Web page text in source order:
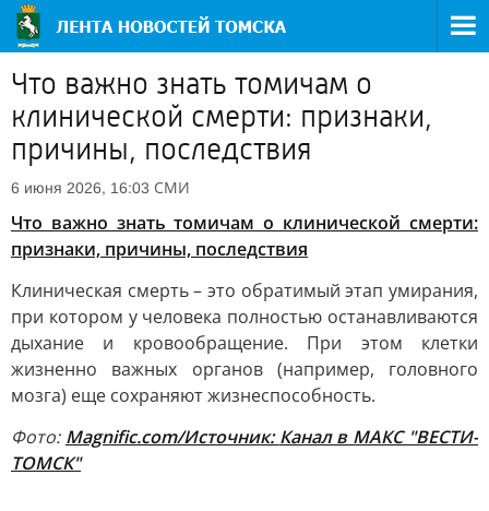
Что важно знать томичам о
клинической смерти: признаки,
причины, последствия
6 июня 2026, 16:03 СМИ
Что важно знать томичам о клинической смерти:
признаки, причины, последствия
Клиническая смерть – это обратимый этап умирания,
при котором у человека полностью останавливаются
дыхание и кровообращение. При этом клетки
жизненно важных органов (например, головного
мозга) еще сохраняют жизнеспособность.
Фото: Magnific.com/Источник:Канал в МАКС "ВЕСТИ-
ТОМСК"